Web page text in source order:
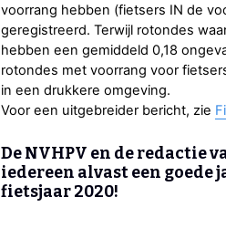
voorrang hebben (fietsers IN de
geregistreerd. Terwijl rotondes
hebben een gemiddeld 0,18
rotondes met voorrang voor
in een drukkere omgeving.
Voor een uitgebreider bericht, zie
De NVHPV en de redactie
iedereen alvast een
fietsjaar 2020!